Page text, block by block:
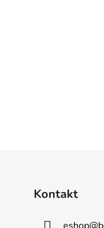
Kontakt